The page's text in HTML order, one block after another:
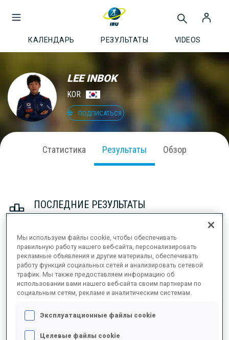
КАЛЕНДАРЬ РЕЗУЛЬТАТЫ VIDEOS
LEE INBOK
KOR
ПОДПИСАТЬСЯ
Статистика Результаты Обзор
ПОСЛЕДНИЕ РЕЗУЛЬТАТЫ
СЕЗОН СОРЕВ-Е КУБОК МЕСТО ПРОВЕДЕНИЯ МЕСТО СТРЕЛЬБА
17/18 MR IBU C. OBERTILLIACH 15
Мы используем файлы cookie, чтобы обеспечивать
правильную работу нашего веб-сайта, персонализировать
рекламные объявления и другие материалы, обеспечивать
работу функций социальных сетей и анализировать сетевой
трафик. Мы также предоставляем информацию об
использовании вами нашего веб-сайта своим партнерам по
социальным сетям, рекламе и аналитическим системам.
Эксплуатационные файлы cookie
Целевые файлы cookie